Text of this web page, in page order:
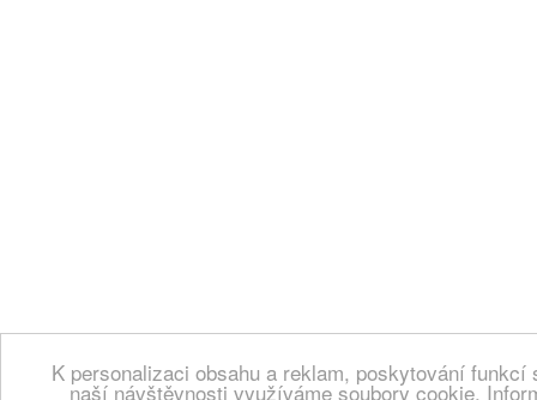
K personalizaci obsahu a reklam, poskytování
naší návštěvnosti využíváme soubory cookie.